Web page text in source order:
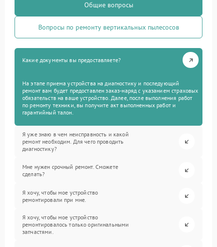
Общие вопросы
Вопросы по ремонту вертикальных пылесосов
Какие документы вы предоставляете?
На этапе приема устройства на диагностику и последующий
ремонт вам будет предоставлен заказ-наряд с указанием страховых
обязательств на ваше устройство. Далее, после выполнения работ
по ремонту техники, вы получите акт выполненных работ и
гарантийный талон.
Я уже знаю в чем неисправность и какой
ремонт необходим. Для чего проводить
диагностику?
Мне нужен срочный ремонт. Сможете
сделать?
Я хочу, чтобы мое устройство
ремонтировали при мне.
Я хочу, чтобы мое устройство
ремонтировалось только оригинальными
запчастями.